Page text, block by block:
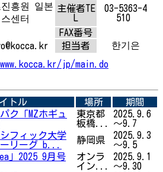
흥원 일본
센터
主催者TE
03-5363-4
510
FAX番号
担当者
한기은
jp/main.do
トル 場所
期間
ク「MZホギュ
東京都
板橋...
2025.9.6
～9.7
フィック大学
リーグ b...
静岡県
2025.9.3
～9.5
」2025 9月号
オンラ
イン...
2025.9.1
～9.30